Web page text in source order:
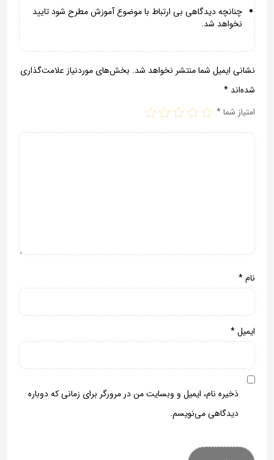
چنانچه دیدگاهی بی ارتباط با موضوع آموزش مطرح شود تایید
نخواهد شد.
نشانی ایمیل شما منتشر نخواهد شد. بخش‌های موردنیاز علامت‌گذاری
شده‌اند *
امتیاز شما*
نام*
ایمیل*
ذخیره نام، ایمیل و وبسایت من در مرورگر برای زمانی که دوباره
دیدگاهی می‌نویسم.